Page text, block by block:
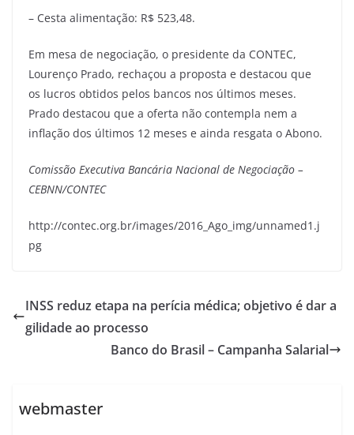
– Cesta alimentação: R$ 523,48.
Em mesa de negociação, o presidente da CONTEC,
Lourenço Prado, rechaçou a proposta e destacou que
os lucros obtidos pelos bancos nos últimos meses.
Prado destacou que a oferta não contempla nem a
inflação dos últimos 12 meses e ainda resgata o Abono.
Comissão Executiva Bancária Nacional de Negociação –
CEBNN/CONTEC
http://contec.org.br/images/2016_Ago_img/unnamed1.j
pg
INSS reduz etapa na perícia médica; objetivo é dar a
gilidade ao processo
Banco do Brasil – Campanha Salarial
webmaster